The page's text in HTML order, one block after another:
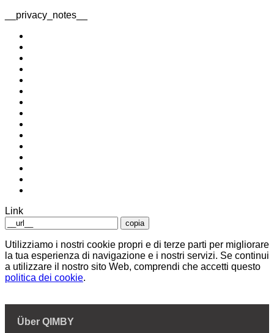
__privacy_notes__
Link
copia
Utilizziamo i nostri cookie propri e di terze parti per migliorare
la tua esperienza di navigazione e i nostri servizi. Se continui
a utilizzare il nostro sito Web, comprendi che accetti questo
politica dei cookie.
Über QIMBY